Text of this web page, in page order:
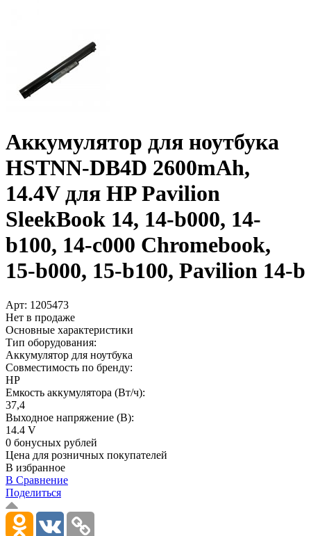
Аккумулятор для ноутбука
HSTNN-DB4D 2600mAh,
14.4V для HP Pavilion
SleekBook 14, 14-b000, 14-
b100, 14-c000 Chromebook,
15-b000, 15-b100, Pavilion 14-b
Арт: 1205473
Нет в продаже
Основные характеристики
Тип оборудования:
Аккумулятор для ноутбука
Совместимость по бренду:
HP
Емкость аккумулятора (Вт/ч):
37,4
Выходное напряжение (В):
14.4 V
0 бонусных рублей
Цена для розничных покупателей
В избранное
В Сравнение
Поделиться